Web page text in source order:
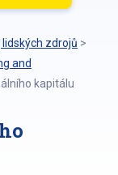
lidských zdrojů >
and
kapitálu